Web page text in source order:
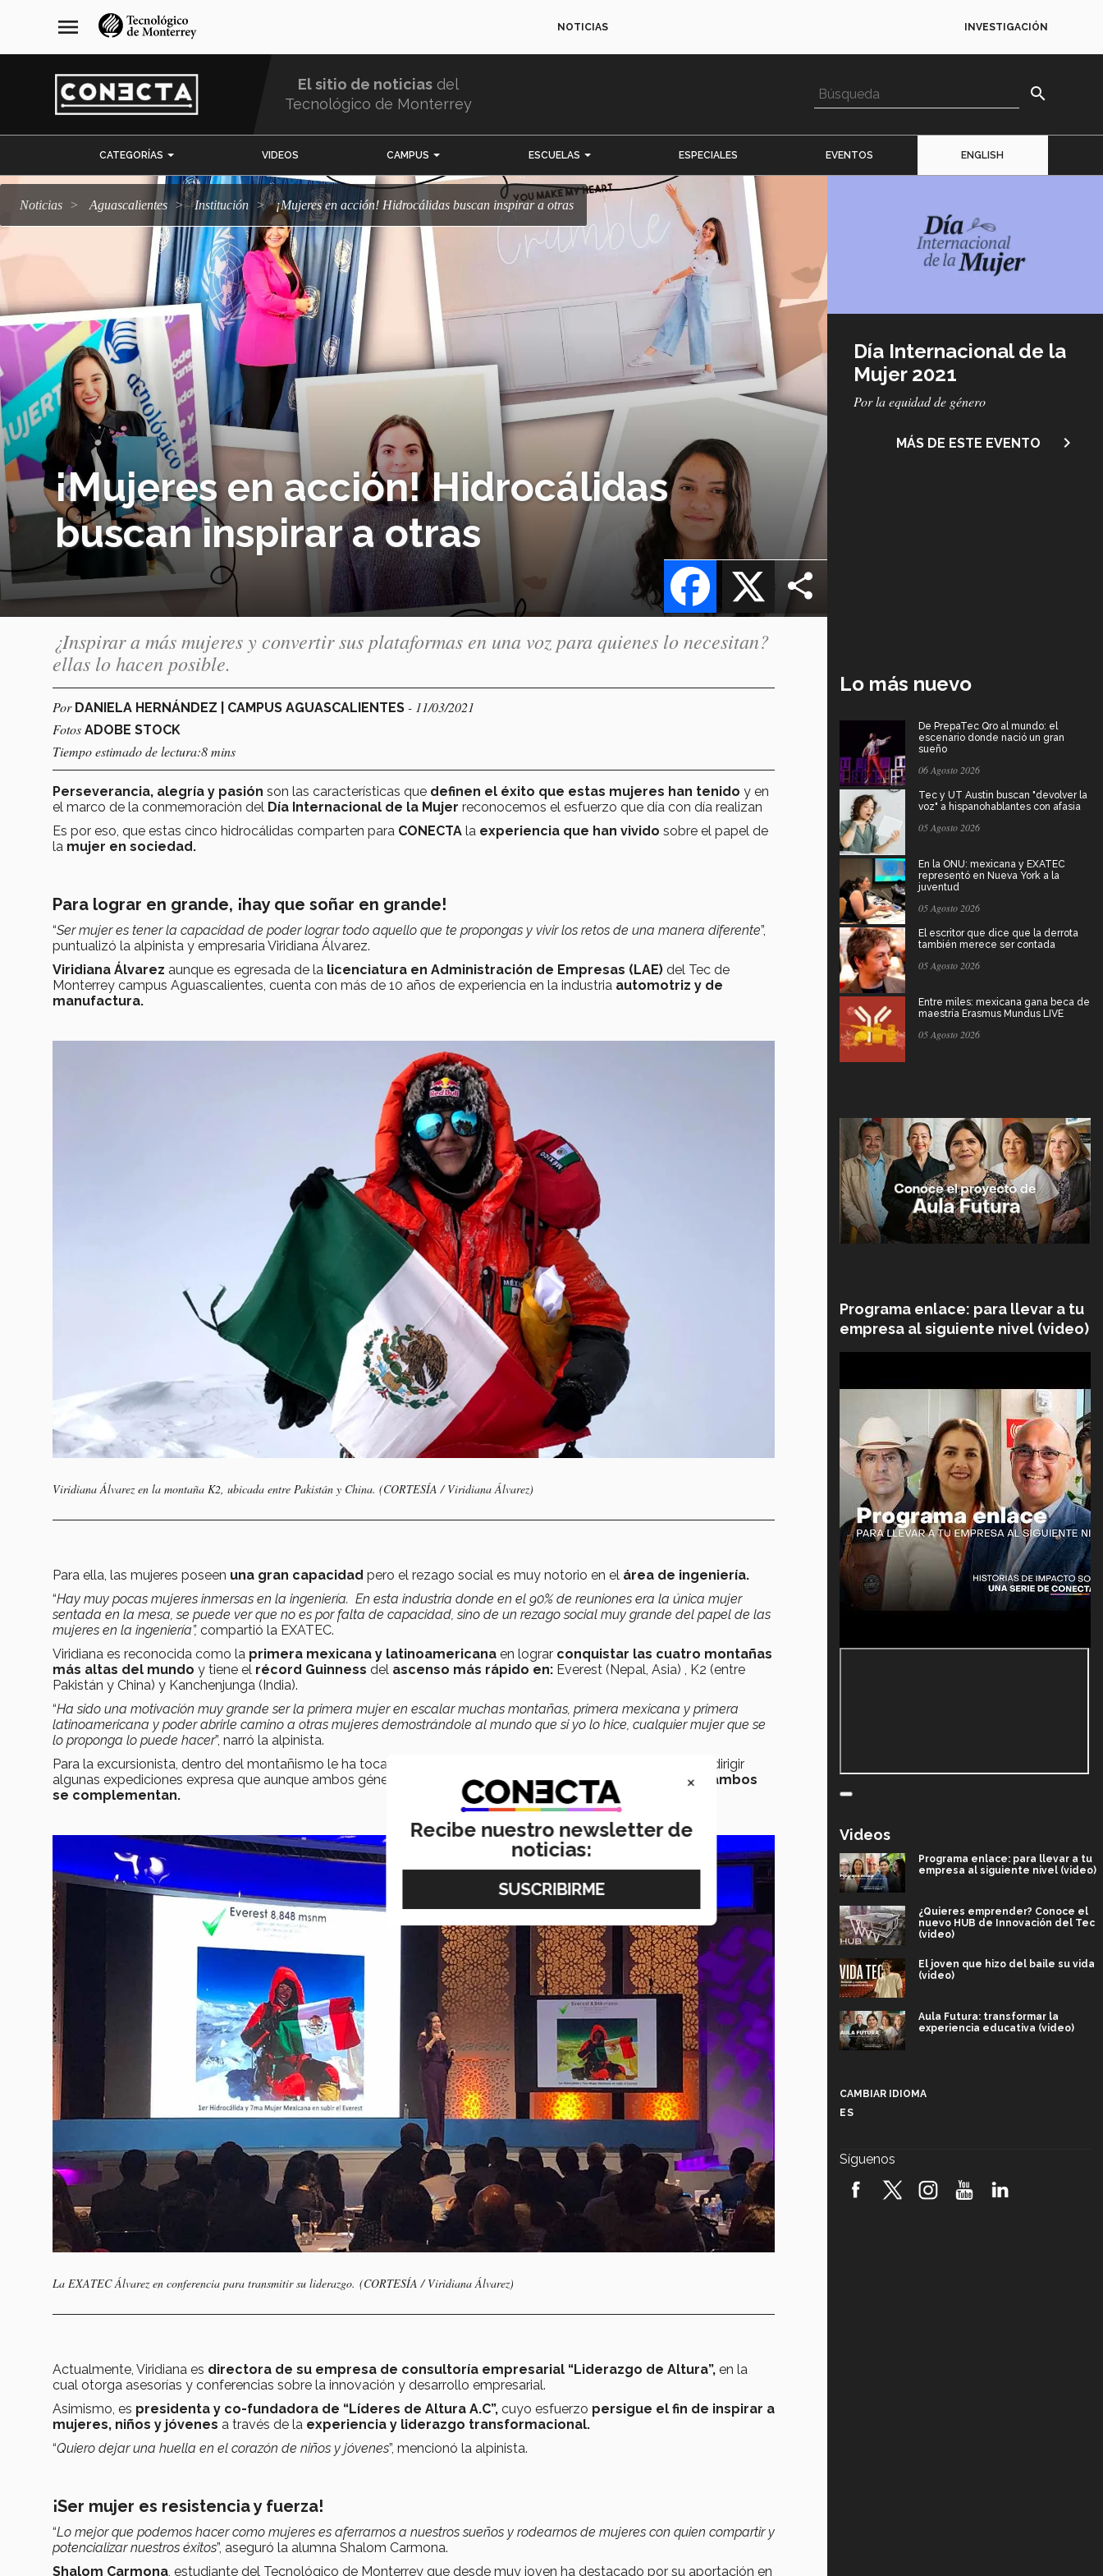
navegación
principal
menu NOTICIAS INVESTIGACIÓN
El sitio de noticias del
Tecnológico de Monterrey
search
CATEGORÍAS VIDEOS CAMPUS ESCUELAS ESPECIALES EVENTOS ENGLISH
Noticias Aguascalientes Institución ¡Mujeres en acción! Hidrocálidas buscan inspirar a otras
¡Mujeres en acción! Hidrocálidas
buscan inspirar a otras
X
Facebook
Día Internacional de la
Mujer 2021
Subtítulo
Por la equidad de género
MÁS DE ESTE EVENTO navigate_next
¿Inspirar a más mujeres y convertir sus plataformas en una voz para quienes lo necesitan?
ellas lo hacen posible.
Por DANIELA HERNÁNDEZ | CAMPUS AGUASCALIENTES - 11/03/2021
Fotos ADOBE STOCK
Tiempo estimado de lectura:8 mins
Perseverancia, alegría y pasión son las características que definen el éxito que estas mujeres han tenido y en
el marco de la conmemoración del Día Internacional de la Mujer reconocemos el esfuerzo que día con día realizan
Es por eso, que estas cinco hidrocálidas comparten para CONECTA la experiencia que han vivido sobre el papel de
la mujer en sociedad.
Para lograr en grande, ¡hay que soñar en grande!
“Ser mujer es tener la capacidad de poder lograr todo aquello que te propongas y vivir los retos de una manera diferente”,
puntualizó la alpinista y empresaria Viridiana Álvarez.
Viridiana Álvarez aunque es egresada de la licenciatura en Administración de Empresas (LAE) del Tec de
Monterrey campus Aguascalientes, cuenta con más de 10 años de experiencia en la industria automotriz y de
manufactura.
Viridiana Álvarez en la montaña K2, ubicada entre Pakistán y China. (CORTESÍA / Viridiana Álvarez)
Para ella, las mujeres poseen una gran capacidad pero el rezago social es muy notorio en el área de ingeniería.
“Hay muy pocas mujeres inmersas en la ingeniería. En esta industria donde en el 90% de reuniones era la única mujer
sentada en la mesa, se puede ver que no es por falta de capacidad, sino de un rezago social muy grande del papel de las
mujeres en la ingeniería”, compartió la EXATEC.
Viridiana es reconocida como la primera mexicana y latinoamericana en lograr conquistar las cuatro montañas
más altas del mundo y tiene el récord Guinness del ascenso más rápido en: Everest (Nepal, Asia) , K2 (entre
Pakistán y China) y Kanchenjunga (India).
“Ha sido una motivación muy grande ser la primera mujer en escalar muchas montañas, primera mexicana y primera
latinoamericana y poder abrirle camino a otras mujeres demostrándole al mundo que si yo lo hice, cualquier mujer que se
lo proponga lo puede hacer”, narró la alpinista.
Para la excursionista, dentro del montañismo le ha tocado ser
y al dirigir
algunas expediciones expresa que aunque ambos géneros son diferentes tanto física como biológicamente,
ambos
se complementan.
La EXATEC Álvarez en conferencia para transmitir su liderazgo. (CORTESÍA / Viridiana Álvarez)
Actualmente, Viridiana es directora de su empresa de consultoría empresarial “Liderazgo de Altura”, en la
cual otorga asesorías y conferencias sobre la innovación y desarrollo empresarial.
Asimismo, es presidenta y co-fundadora de “Líderes de Altura A.C”, cuyo esfuerzo persigue el fin de inspirar a
mujeres, niños y jóvenes a través de la experiencia y liderazgo transformacional.
“Quiero dejar una huella en el corazón de niños y jóvenes”, mencionó la alpinista.
¡Ser mujer es resistencia y fuerza!
“Lo mejor que podemos hacer como mujeres es aferrarnos a nuestros sueños y rodearnos de mujeres con quien compartir y
potencializar nuestros éxitos”, aseguró la alumna Shalom Carmona.
Shalom Carmona , estudiante del Tecnológico de Monterrey que desde muy joven ha destacado por su aportación en
Lo más nuevo
De PrepaTec Qro al mundo: el
escenario donde nació un gran
sueño
06 Agosto 2026
Tec y UT Austin buscan "devolver la
voz" a hispanohablantes con afasia
05 Agosto 2026
En la ONU: mexicana y EXATEC
representó en Nueva York a la
juventud
05 Agosto 2026
El escritor que dice que la derrota
también merece ser contada
05 Agosto 2026
Entre miles: mexicana gana beca de
maestría Erasmus Mundus LIVE
05 Agosto 2026
Programa enlace: para llevar a tu
empresa al siguiente nivel (video)
Videos
Programa enlace: para llevar a tu
empresa al siguiente nivel (video)
¿Quieres emprender? Conoce el
nuevo HUB de Innovación del Tec
(video)
El joven que hizo del baile su vida
(video)
Aula Futura: transformar la
experiencia educativa (video)
robótica FIRST 2026! (video)
CAMBIAR IDIOMA
ES
Síguenos
×
Recibe nuestro newsletter de
noticias: